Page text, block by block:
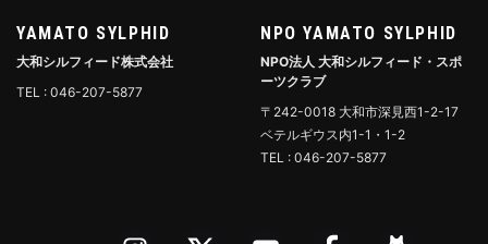
YAMATO SYLPHID
大和シルフィード株式会社
TEL : 046-207-5877
NPO YAMATO SYLPHID
NPO法人 大和シルフィード・スポ
ーツクラブ
〒242-0018 大和市深見西1-2-17
ベテルギウス内1-1・1-2
TEL : 046-207-5877